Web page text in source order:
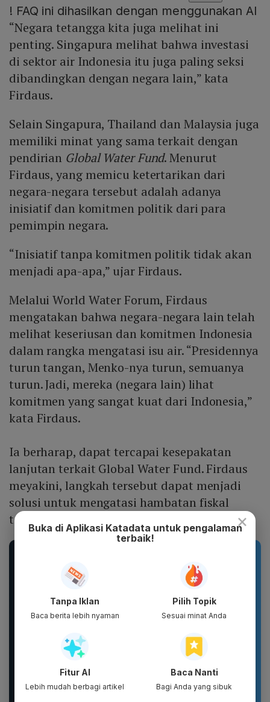
! FAQ ini dihasilkan dengan menggunakan AI
“Negara tetangga kita juga melihat ini
penting. Singapura melihat bahwa investasi
di sektor air Indonesia itu juga paling seksi
dibandingkan dengan negara lain,” kata
Firdaus.
Selain Singapura, Thailand dan Malaysia juga
memiliki minat yang sama terkait dengan
pendirian Global Water Fund. Menurut
Firdaus, yang memicu ketertarikan dari
negara-negara tersebut adalah adanya
inisiatif dan komitmen politik dari para
pemimpin negara.
“Inisiatif tanpa komitmen politik tidak akan
menjadi apa-apa,” ujar Firdaus.
Melalui World Water Forum, Firdaus
mengatakan bahwa negara-negara lain telah
melihat keseriusan dan komitmen Indonesia
dalam rangka mengatasi isu air. “Presidennya
turun tangan, Menko-nya turun, semuanya
turun. Jadi, mereka (negara lain) lihat
komitmen yang sangat kuat dari Indonesia,”
kata Firdaus.
Ia berharap, dapat tercapai kesepakatan
lanjutan terkait Global Water Fund. Firdaus
meyakini, langkah tersebut dapat menjadi
solusi untuk mengatasi hambatan fiskal
terkait proyek-proyek air.
Sandal unisex trendi,
sandal pria terbaru.
Topi 17 Agustus Hut RI
Indonesia 2026 Topi
×
Buka di Aplikasi Katadata untuk pengalaman
terbaik!
Tanpa Iklan
Baca berita lebih nyaman
Pilih Topik
Sesuai minat Anda
Fitur AI
Lebih mudah berbagi artikel
Baca Nanti
Bagi Anda yang sibuk